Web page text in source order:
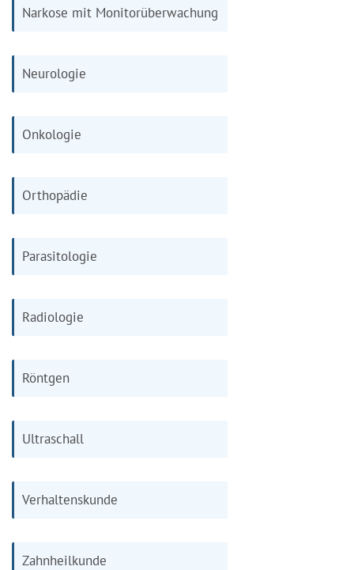
Narkose mit Monitorüberwachung
Neurologie
Onkologie
Orthopädie
Parasitologie
Radiologie
Röntgen
Ultraschall
Verhaltenskunde
Zahnheilkunde